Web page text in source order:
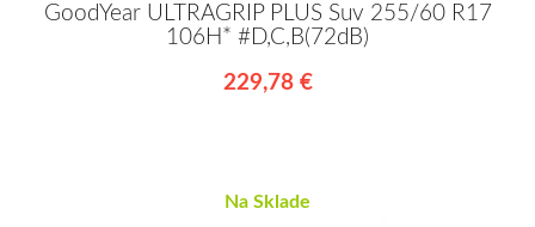
GoodYear ULTRAGRIP PLUS Suv 255/60 R17
106H* #D,C,B(72dB)
229,78 €
Na Sklade